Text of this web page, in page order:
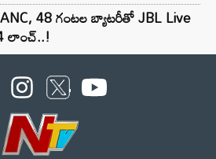
ANC, 48 గంటల బ్యాటరీతో JBL Live
లాంచ్..!